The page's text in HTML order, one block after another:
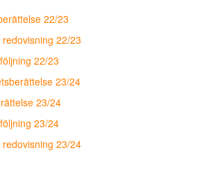
22/23
22/23
22/23
23/24
23/24
23/24
redovisning 23/24